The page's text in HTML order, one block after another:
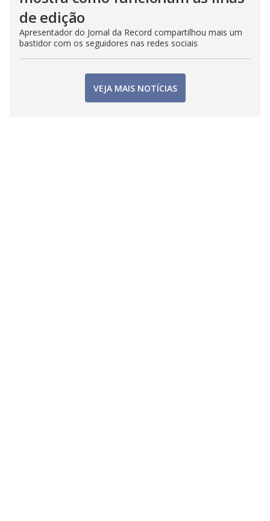
de edição
Apresentador do Jornal da Record compartilhou mais um
bastidor com os seguidores nas redes sociais
VEJA MAIS NOTÍCIAS